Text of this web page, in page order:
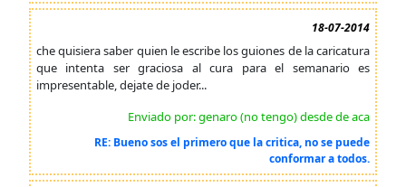
18-07-2014
che quisiera saber quien le escribe los guiones de la caricatura
que intenta ser graciosa al cura para el semanario es
impresentable, dejate de joder...
Enviado por: genaro (no tengo) desde de aca
RE: Bueno sos el primero que la critica, no se puede
conformar a todos.